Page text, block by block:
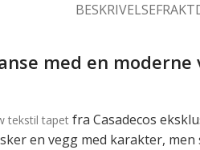
BESKRIVELSE
med en moderne
tekstil tapet fra Casadecos
en vegg med karakter,